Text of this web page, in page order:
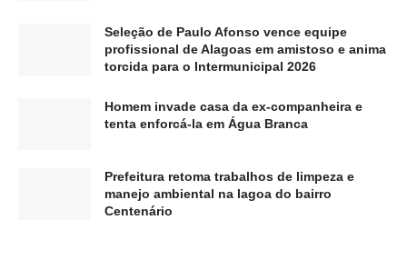
Seleção de Paulo Afonso vence equipe
profissional de Alagoas em amistoso e anima
torcida para o Intermunicipal 2026
Homem invade casa da ex-companheira e
tenta enforcá-la em Água Branca
Prefeitura retoma trabalhos de limpeza e
manejo ambiental na lagoa do bairro
Centenário